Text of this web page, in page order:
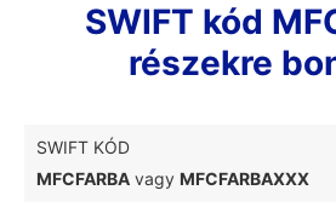
SWIFT kód
részekre
SWIFT KÓD
MFCFARBA vagy MFCFARBAXXX